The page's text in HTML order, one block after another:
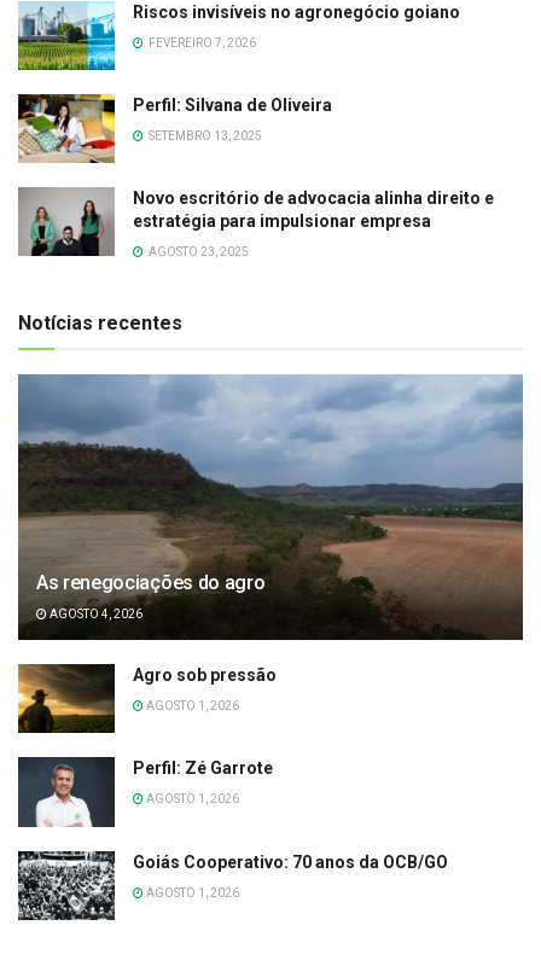
Riscos invisíveis no agronegócio goiano
FEVEREIRO 7, 2026
Perfil: Silvana de Oliveira
SETEMBRO 13, 2025
Novo escritório de advocacia alinha direito e
estratégia para impulsionar empresa
AGOSTO 23, 2025
Notícias recentes
As renegociações do agro
AGOSTO 4, 2026
Agro sob pressão
AGOSTO 1, 2026
Perfil: Zé Garrote
AGOSTO 1, 2026
Goiás Cooperativo: 70 anos da OCB/GO
AGOSTO 1, 2026